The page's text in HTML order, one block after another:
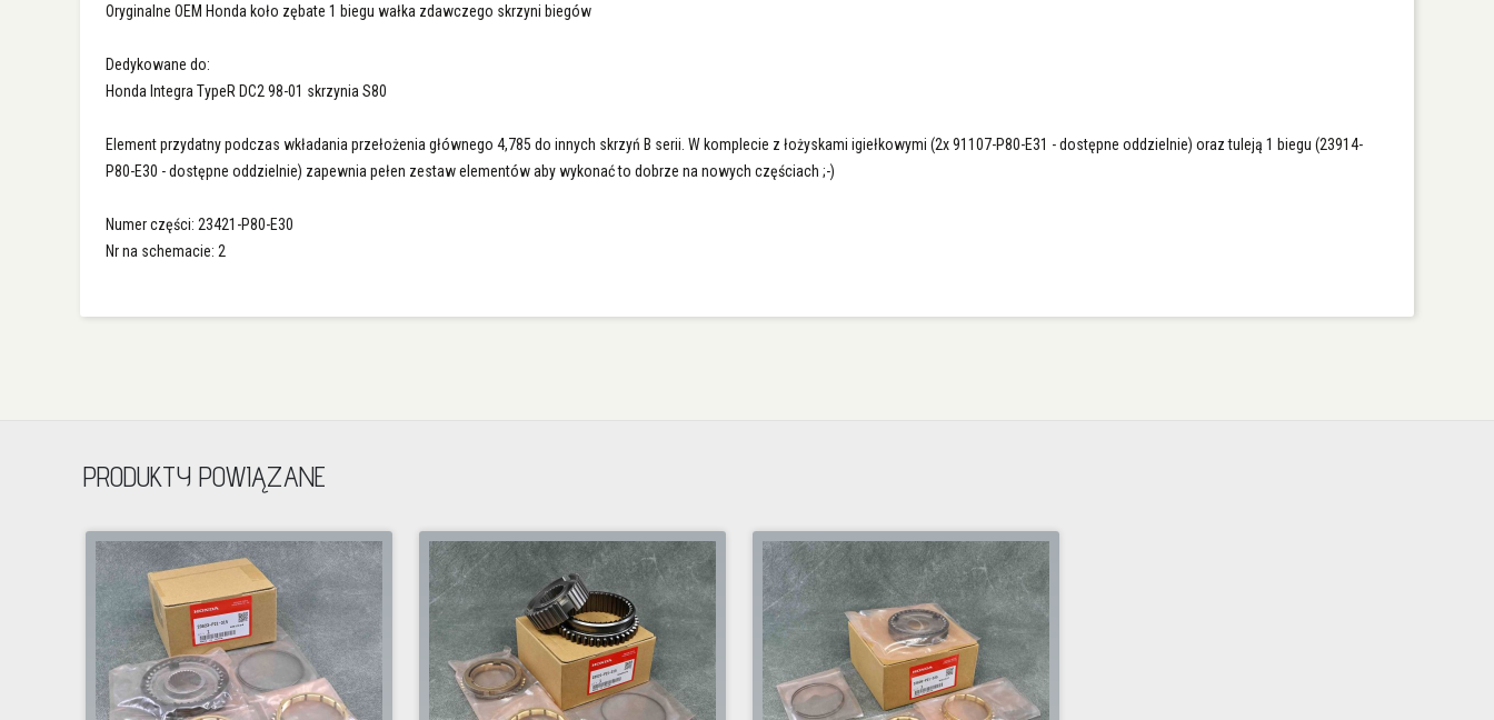
Oryginalne OEM Honda koło zębate 1 biegu wałka zdawczego skrzyni biegów
Dedykowane do:
Honda Integra TypeR DC2 98-01 skrzynia S80
Element przydatny podczas wkładania przełożenia głównego 4,785 do innych skrzyń B serii. W komplecie z łożyskami igiełkowymi (2x 91107-P80-E31 - dostępne oddzielnie) oraz tuleją 1 biegu (23914-
P80-E30 - dostępne oddzielnie) zapewnia pełen zestaw elementów aby wykonać to dobrze na nowych częściach ;-)
Numer części: 23421-P80-E30
Nr na schemacie: 2
PRODUKTY POWIĄZANE